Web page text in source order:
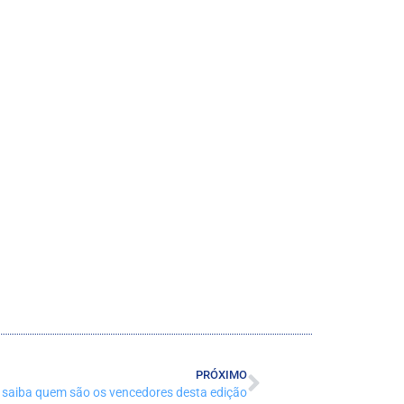
PRÓXIMO
quem são os vencedores desta edição